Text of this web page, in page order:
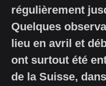
régulièrement
Quelques
lieu en avril et
ont surtout été
de la Suisse,